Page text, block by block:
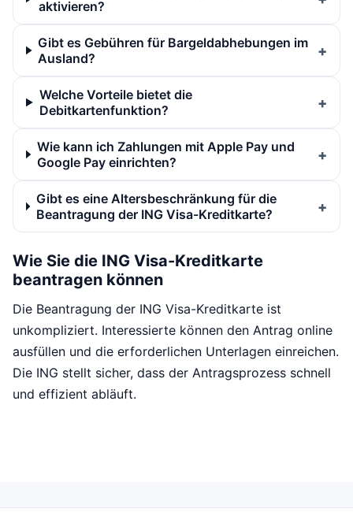
aktivieren?
Gibt es Gebühren für Bargeldabhebungen im
Ausland?
Welche Vorteile bietet die
Debitkartenfunktion?
Wie kann ich Zahlungen mit Apple Pay und
Google Pay einrichten?
Gibt es eine Altersbeschränkung für die
Beantragung der ING Visa-Kreditkarte?
Wie Sie die ING Visa-Kreditkarte
beantragen können
Die Beantragung der ING Visa-Kreditkarte ist
unkompliziert. Interessierte können den Antrag online
ausfüllen und die erforderlichen Unterlagen einreichen.
Die ING stellt sicher, dass der Antragsprozess schnell
und effizient abläuft.